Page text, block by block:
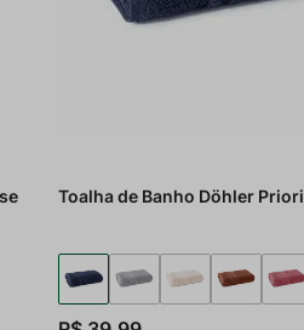
Toalha de Banho Döhler Priori